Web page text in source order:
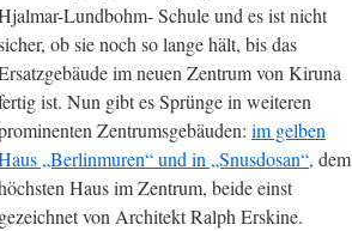
Lundbohm- Schule und es ist nicht
ob sie noch so lange hält, bis das
im neuen Zentrum von Kiruna
ist. Nun gibt es Sprünge in weiteren
Zentrumsgebäuden: im gelben
„Berlinmuren“ und in „Snusdosan“, dem
Haus im Zentrum, beide einst
gezeichnet von Architekt Ralph Erskine.